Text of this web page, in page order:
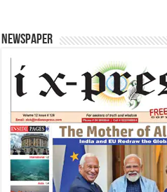
o
k
p
p
e
Newspaper